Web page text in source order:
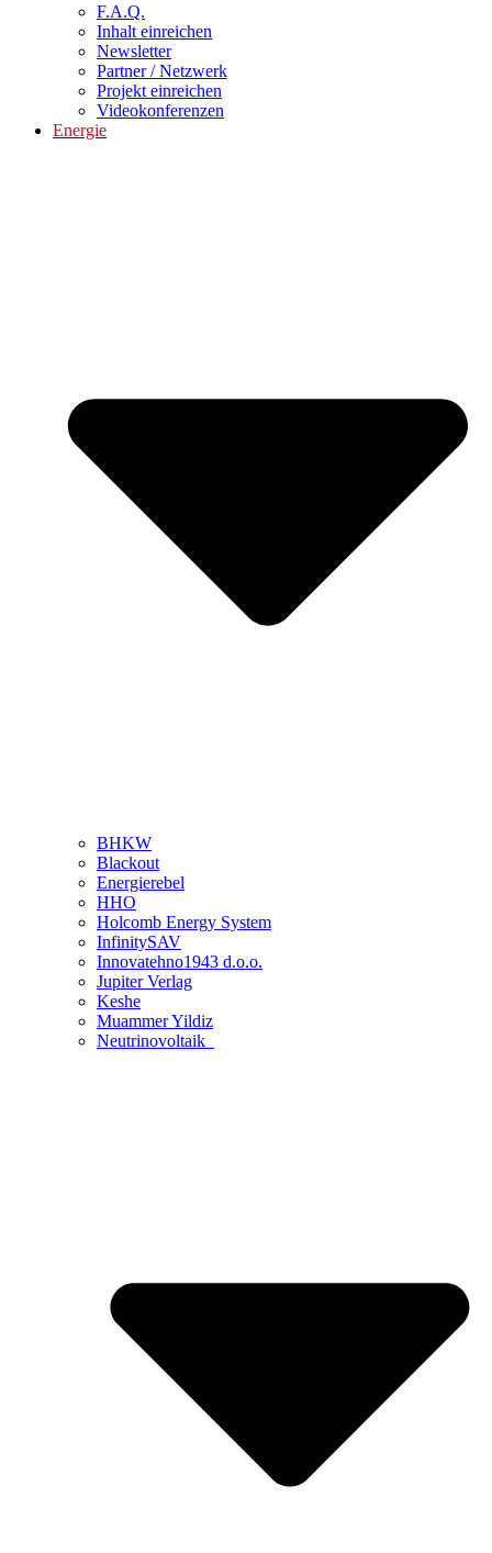
F.A.Q.
Inhalt einreichen
Newsletter
Partner / Netzwerk
Projekt einreichen
Videokonferenzen
Energie
BHKW
Blackout
Energierebel
HHO
Holcomb Energy System
InfinitySAV
Innovatehno1943 d.o.o.
Jupiter Verlag
Keshe
Muammer Yildiz
Neutrinovoltaik